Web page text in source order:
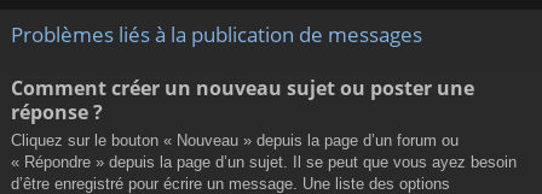
Problèmes liés à la publication de messages
Comment créer un nouveau sujet ou poster une
réponse ?
Cliquez sur le bouton « Nouveau » depuis la page d’un forum ou
« Répondre » depuis la page d’un sujet. Il se peut que vous ayez besoin
d’être enregistré pour écrire un message. Une liste des options